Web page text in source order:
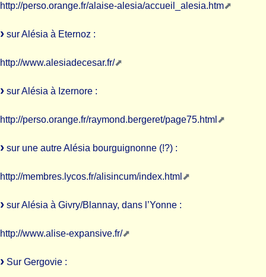
http://perso.orange.fr/alaise-alesia/accueil_alesia.htm
sur Alésia à Eternoz :
http://www.alesiadecesar.fr/
sur Alésia à Izernore :
http://perso.orange.fr/raymond.bergeret/page75.html
sur une autre Alésia bourguignonne (!?) :
http://membres.lycos.fr/alisincum/index.html
sur Alésia à Givry/Blannay, dans l’Yonne :
http://www.alise-expansive.fr/
Sur Gergovie :